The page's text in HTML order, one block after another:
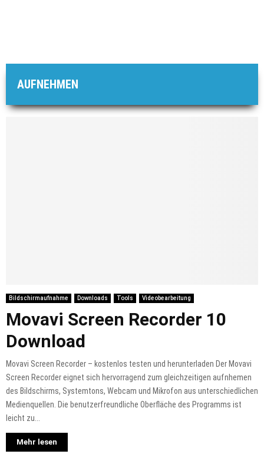
AUFNEHMEN
Bildschirmaufnahme Downloads Tools Videobearbeitung
Movavi Screen Recorder 10
Download
Movavi Screen Recorder – kostenlos testen und herunterladen Der Movavi
Screen Recorder eignet sich hervorragend zum gleichzeitigen aufnhemen
des Bildschirms, Systemtons, Webcam und Mikrofon aus unterschiedlichen
Medienquellen. Die benutzerfreundliche Oberfläche des Programms ist
leicht zu...
Mehr lesen